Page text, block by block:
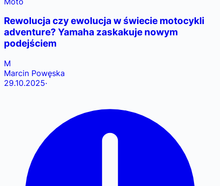
Rewolucja czy ewolucja w świecie motocykli
adventure? Yamaha zaskakuje nowym
podejściem
M
Marcin Powęska
29.10.2025·